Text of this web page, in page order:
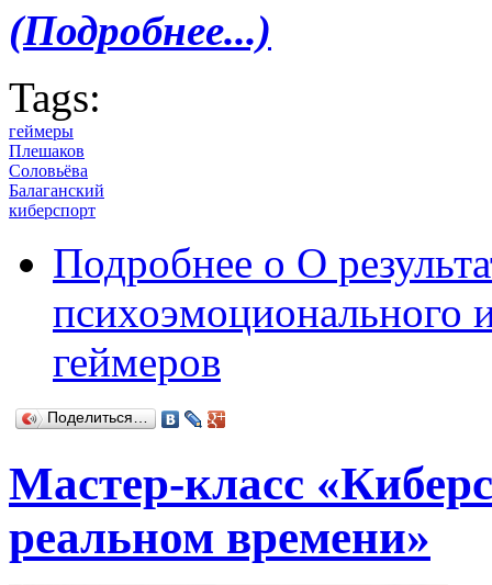
(Подробнее...)
Tags:
геймеры
Плешаков
Соловьёва
Балаганский
киберспорт
Подробнее о О
психоэмоционального
геймеров
Поделиться…
Мастер-класс
реальном времени»